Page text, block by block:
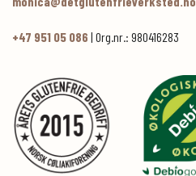
+47 951 05 086 | Org.nr.: 980416283